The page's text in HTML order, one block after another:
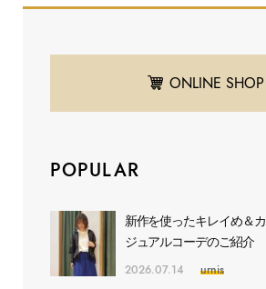
ONLINE SHOP
POPULAR
新作を使ったキレイめ＆カ
ジュアルコーデのご紹介
2026.07.14 urnis